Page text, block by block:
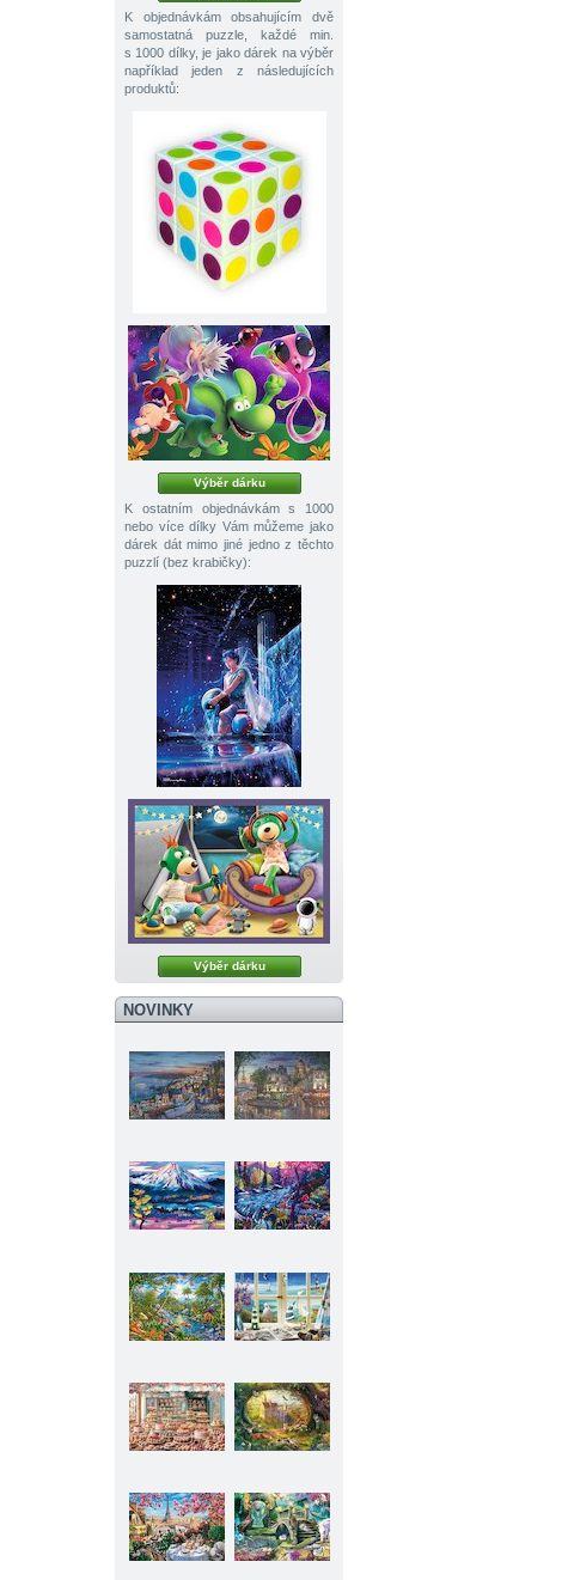
K objednávkám obsahujícím dvě
samostatná puzzle, každé min.
s 1000 dílky, je jako dárek na výběr
například jeden z následujících
produktů:
Výběr dárku
K ostatním objednávkám s 1000
nebo více dílky Vám můžeme jako
dárek dát mimo jiné jedno z těchto
puzzlí (bez krabičky):
Výběr dárku
NOVINKY